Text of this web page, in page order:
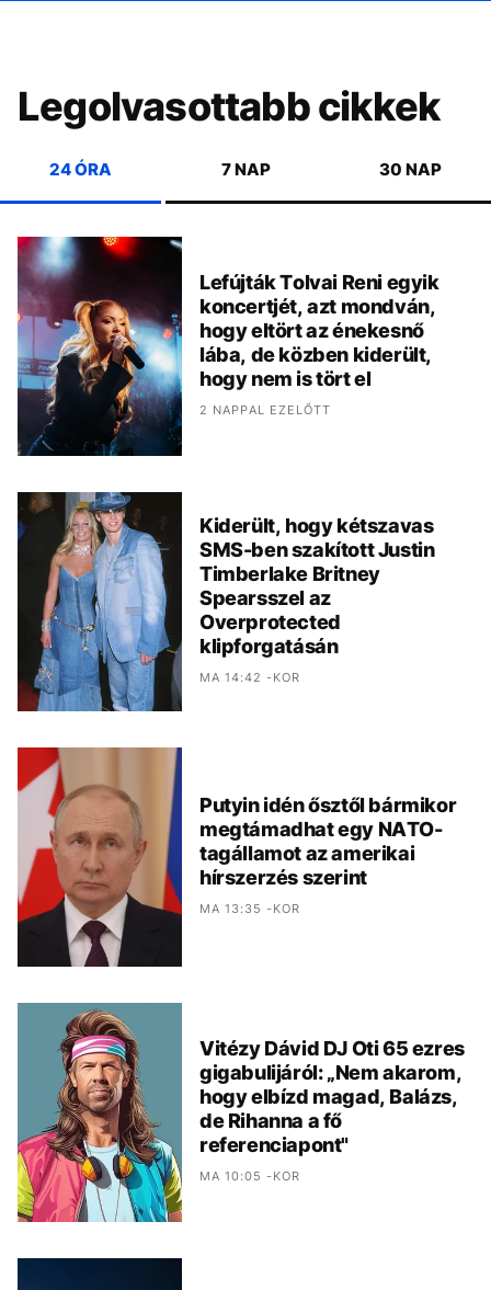
Legolvasottabb cikkek
24 ÓRA 7 NAP 30 NAP
Lefújták Tolvai Reni egyik
koncertjét, azt mondván,
hogy eltört az énekesnő
lába, de közben kiderült,
hogy nem is tört el
2 NAPPAL EZELŐTT
Kiderült, hogy kétszavas
SMS-ben szakított Justin
Timberlake Britney
Spearsszel az
Overprotected
klipforgatásán
MA 14:42 -KOR
Putyin idén ősztől bármikor
megtámadhat egy NATO-
tagállamot az amerikai
hírszerzés szerint
MA 13:35 -KOR
Vitézy Dávid DJ Oti 65 ezres
gigabulijáról: „Nem akarom,
hogy elbízd magad, Balázs,
de Rihanna a fő
referenciapont"
MA 10:05 -KOR